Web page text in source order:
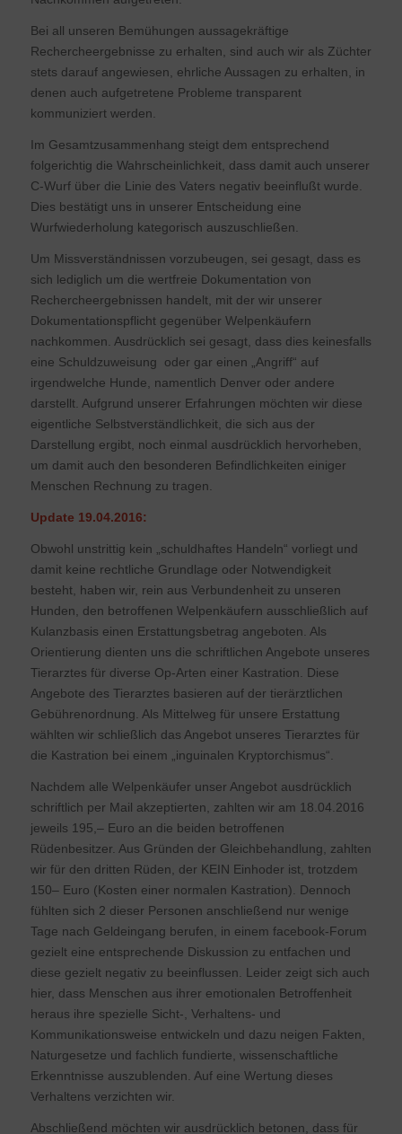
Bei all unseren Bemühungen aussagekräftige
Rechercheergebnisse zu erhalten, sind auch wir als Züchter
stets darauf angewiesen, ehrliche Aussagen zu erhalten, in
denen auch aufgetretene Probleme transparent
kommuniziert werden.
Im Gesamtzusammenhang steigt dem entsprechend
folgerichtig die Wahrscheinlichkeit, dass damit auch unserer
C-Wurf über die Linie des Vaters negativ beeinflußt wurde.
Dies bestätigt uns in unserer Entscheidung eine
Wurfwiederholung kategorisch auszuschließen.
Um Missverständnissen vorzubeugen, sei gesagt, dass es
sich lediglich um die wertfreie Dokumentation von
Rechercheergebnissen handelt, mit der wir unserer
Dokumentationspflicht gegenüber Welpenkäufern
nachkommen. Ausdrücklich sei gesagt, dass dies keinesfalls
eine Schuldzuweisung oder gar einen „Angriff“ auf
irgendwelche Hunde, namentlich Denver oder andere
darstellt. Aufgrund unserer Erfahrungen möchten wir diese
eigentliche Selbstverständlichkeit, die sich aus der
Darstellung ergibt, noch einmal ausdrücklich hervorheben,
um damit auch den besonderen Befindlichkeiten einiger
Menschen Rechnung zu tragen.
Update 19.04.2016:
Obwohl unstrittig kein „schuldhaftes Handeln“ vorliegt und
damit keine rechtliche Grundlage oder Notwendigkeit
besteht, haben wir, rein aus Verbundenheit zu unseren
Hunden, den betroffenen Welpenkäufern ausschließlich auf
Kulanzbasis einen Erstattungsbetrag angeboten. Als
Orientierung dienten uns die schriftlichen Angebote unseres
Tierarztes für diverse Op-Arten einer Kastration. Diese
Angebote des Tierarztes basieren auf der tierärztlichen
Gebührenordnung. Als Mittelweg für unsere Erstattung
wählten wir schließlich das Angebot unseres Tierarztes für
die Kastration bei einem „inguinalen Kryptorchismus“.
Nachdem alle Welpenkäufer unser Angebot ausdrücklich
schriftlich per Mail akzeptierten, zahlten wir am 18.04.2016
jeweils 195,– Euro an die beiden betroffenen
Rüdenbesitzer. Aus Gründen der Gleichbehandlung, zahlten
wir für den dritten Rüden, der KEIN Einhoder ist, trotzdem
150– Euro (Kosten einer normalen Kastration). Dennoch
fühlten sich 2 dieser Personen anschließend nur wenige
Tage nach Geldeingang berufen, in einem facebook-Forum
gezielt eine entsprechende Diskussion zu entfachen und
diese gezielt negativ zu beeinflussen. Leider zeigt sich auch
hier, dass Menschen aus ihrer emotionalen Betroffenheit
heraus ihre spezielle Sicht-, Verhaltens- und
Kommunikationsweise entwickeln und dazu neigen Fakten,
Naturgesetze und fachlich fundierte, wissenschaftliche
Erkenntnisse auszublenden. Auf eine Wertung dieses
Verhaltens verzichten wir.
Abschließend möchten wir ausdrücklich betonen, dass für